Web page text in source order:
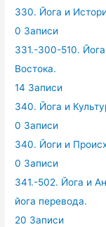
330. Йога и
0 Записи
331.-300-510.
Востока.
14 Записи
340. Йога и
0 Записи
340. Йоги и
0 Записи
341.-502. Йога и
йога перевода.
20 Записи